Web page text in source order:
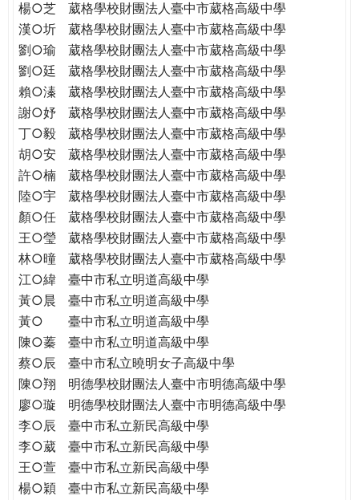
楊○芝
葳格學校財團法人臺中市葳格高級中學
漢○圻
葳格學校財團法人臺中市葳格高級中學
劉○瑜
葳格學校財團法人臺中市葳格高級中學
劉○廷
葳格學校財團法人臺中市葳格高級中學
賴○溱
葳格學校財團法人臺中市葳格高級中學
謝○妤
葳格學校財團法人臺中市葳格高級中學
丁○毅
葳格學校財團法人臺中市葳格高級中學
胡○安
葳格學校財團法人臺中市葳格高級中學
許○楠
葳格學校財團法人臺中市葳格高級中學
陸○宇
葳格學校財團法人臺中市葳格高級中學
顏○任
葳格學校財團法人臺中市葳格高級中學
王○瑩
葳格學校財團法人臺中市葳格高級中學
林○曈
葳格學校財團法人臺中市葳格高級中學
江○緯
臺中市私立明道高級中學
黃○晨
臺中市私立明道高級中學
黃○
臺中市私立明道高級中學
陳○蓁
臺中市私立明道高級中學
蔡○辰
臺中市私立曉明女子高級中學
陳○翔
明德學校財團法人臺中市明德高級中學
廖○璇
明德學校財團法人臺中市明德高級中學
李○辰
臺中市私立新民高級中學
李○葳
臺中市私立新民高級中學
王○萱
臺中市私立新民高級中學
楊○穎
臺中市私立新民高級中學